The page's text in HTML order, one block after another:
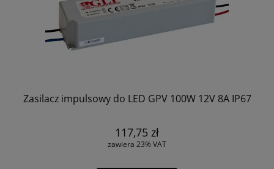
Zasilacz impulsowy do LED GPV 100W 12V 8A IP67
117,75 zł
zawiera 23% VAT